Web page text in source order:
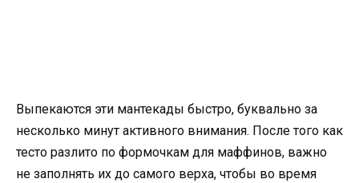
Выпекаются эти мантекады быстро, буквально за
несколько минут активного внимания. После того как
тесто разлито по формочкам для маффинов, важно
не заполнять их до самого верха, чтобы во время